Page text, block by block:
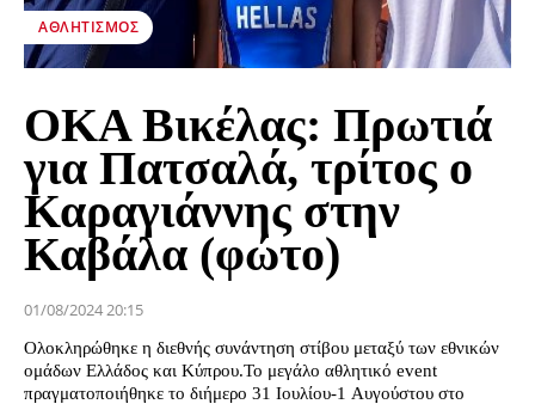
ΑΘΛΗΤΙΣΜΌΣ
ΟΚΑ Βικέλας: Πρωτιά
για Πατσαλά, τρίτος ο
Καραγιάννης στην
Καβάλα (φώτο)
01/08/2024 20:15
Ολοκληρώθηκε η διεθνής συνάντηση στίβου μεταξύ των εθνικών
ομάδων Ελλάδος και Κύπρου.Το μεγάλο αθλητικό event
πραγματοποιήθηκε το διήμερο 31 Ιουλίου-1 Αυγούστου στο